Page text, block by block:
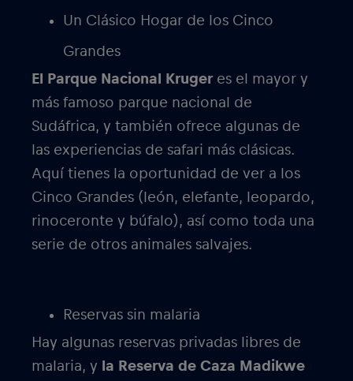
Un Clásico Hogar de los Cinco
Grandes
El Parque Nacional Kruger es el mayor y
más famoso parque nacional de
Sudáfrica, y también ofrece algunas de
las experiencias de safari más clásicas.
Aquí tienes la oportunidad de ver a los
Cinco Grandes (león, elefante, leopardo,
rinoceronte y búfalo), así como toda una
serie de otros animales salvajes.
Reservas sin malaria
Hay algunas reservas privadas libres de
malaria, y la Reserva de Caza Madikwe